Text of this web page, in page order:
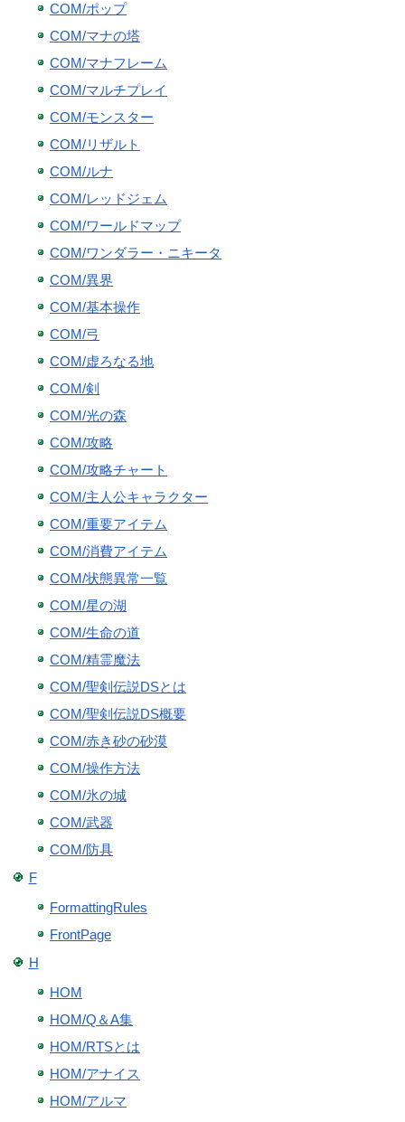
COM/ポップ
COM/マナの塔
COM/マナフレーム
COM/マルチプレイ
COM/モンスター
COM/リザルト
COM/ルナ
COM/レッドジェム
COM/ワールドマップ
COM/ワンダラー・ニキータ
COM/異界
COM/基本操作
COM/弓
COM/虚ろなる地
COM/剣
COM/光の森
COM/攻略
COM/攻略チャート
COM/主人公キャラクター
COM/重要アイテム
COM/消費アイテム
COM/状態異常一覧
COM/星の湖
COM/生命の道
COM/精霊魔法
COM/聖剣伝説DSとは
COM/聖剣伝説DS概要
COM/赤き砂の砂漠
COM/操作方法
COM/氷の城
COM/武器
COM/防具
F
FormattingRules
FrontPage
H
HOM
HOM/Q＆A集
HOM/RTSとは
HOM/アナイス
HOM/アルマ